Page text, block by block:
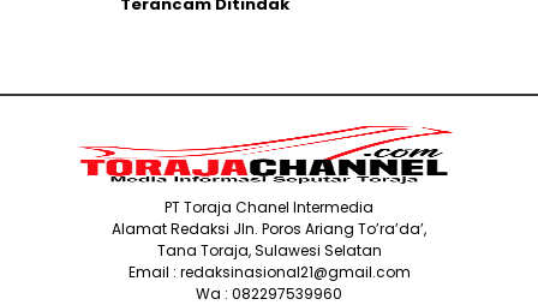
PT Toraja Chanel Intermedia
Alamat Redaksi Jln. Poros Ariang To’ra’da’,
Tana Toraja, Sulawesi Selatan
Email : redaksinasional21@gmail.com
Wa : 082297539960